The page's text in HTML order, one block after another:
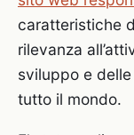
caratteristiche
rilevanza
sviluppo e
tutto il mondo.